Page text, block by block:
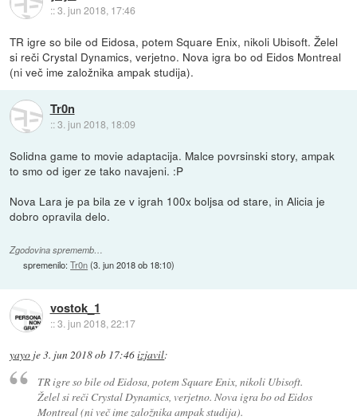
::3. jun 2018, 17:46
TR igre so bile od Eidosa, potem Square Enix, nikoli Ubisoft. Želel
si reči Crystal Dynamics, verjetno. Nova igra bo od Eidos Montreal
(ni več ime založnika ampak studija).
Tr0n
::3. jun 2018, 18:09
Solidna game to movie adaptacija. Malce povrsinski story, ampak
to smo od iger ze tako navajeni. :P
Nova Lara je pa bila ze v igrah 100x boljsa od stare, in Alicia je
dobro opravila delo.
Zgodovina sprememb…
spremenilo:Tr0n(3. jun 2018 ob 18:10)
vostok_1
::3. jun 2018, 22:17
yayo je3. jun 2018 ob 17:46izjavil:
TR igre so bile od Eidosa, potem Square Enix, nikoli Ubisoft.
Želel si reči Crystal Dynamics, verjetno. Nova igra bo od Eidos
Montreal (ni več ime založnika ampak studija).